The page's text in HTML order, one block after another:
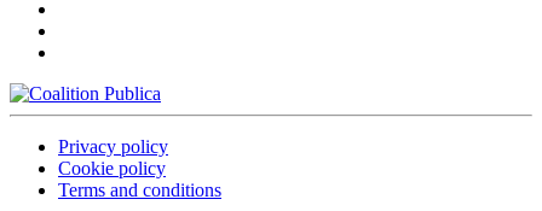
Privacy policy
Cookie policy
Terms and conditions